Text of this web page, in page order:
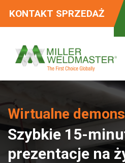
KONTAKT SPRZEDAŻ
Wirtualne
Szybkie 15-
prezentacje na